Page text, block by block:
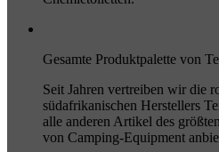
Gesamte Produktpalette von
Seit Jahren vertreiben wir die
südafrikanischen Herstellers
alle anderen Artikel des
von Camping-Equipment